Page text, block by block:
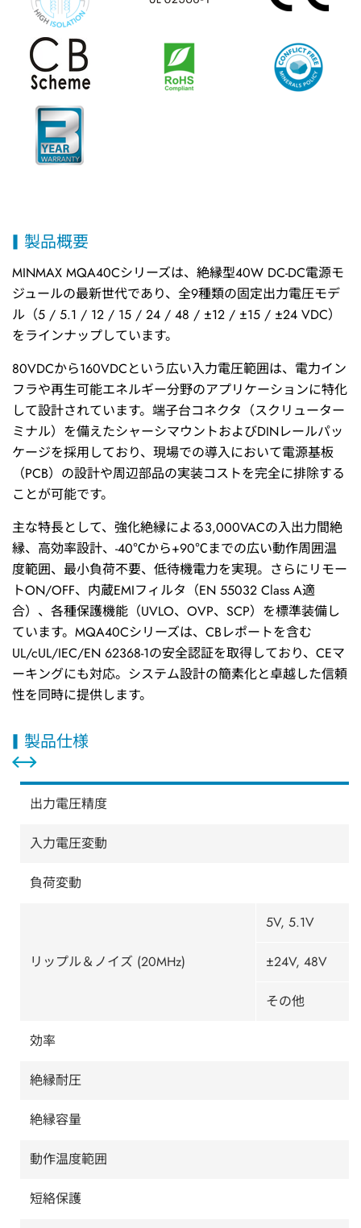
製品概要
MINMAX MQA40Cシリーズは、絶縁型40W DC-DC電源モ
ジュールの最新世代であり、全9種類の固定出力電圧モデ
ル（5 / 5.1 / 12 / 15 / 24 / 48 / ±12 / ±15 / ±24 VDC）
をラインナップしています。
80VDCから160VDCという広い入力電圧範囲は、電力イン
フラや再生可能エネルギー分野のアプリケーションに特化
して設計されています。端子台コネクタ（スクリューター
ミナル）を備えたシャーシマウントおよびDINレールパッ
ケージを採用しており、現場での導入において電源基板
（PCB）の設計や周辺部品の実装コストを完全に排除する
ことが可能です。
主な特長として、強化絶縁による3,000VACの入出力間絶
縁、高効率設計、-40℃から+90℃までの広い動作周囲温
度範囲、最小負荷不要、低待機電力を実現。さらにリモー
トON/OFF、内蔵EMIフィルタ（EN 55032 Class A適
合）、各種保護機能（UVLO、OVP、SCP）を標準装備し
ています。MQA40Cシリーズは、CBレポートを含む
UL/cUL/IEC/EN 62368-1の安全認証を取得しており、CEマ
ーキングにも対応。システム設計の簡素化と卓越した信頼
性を同時に提供します。
製品仕様
出力電圧精度
入力電圧変動
負荷変動
リップル＆ノイズ (20MHz)
5V, 5.1V
±24V, 48V
その他
効率
絶縁耐圧
絶縁容量
動作温度範囲
短絡保護